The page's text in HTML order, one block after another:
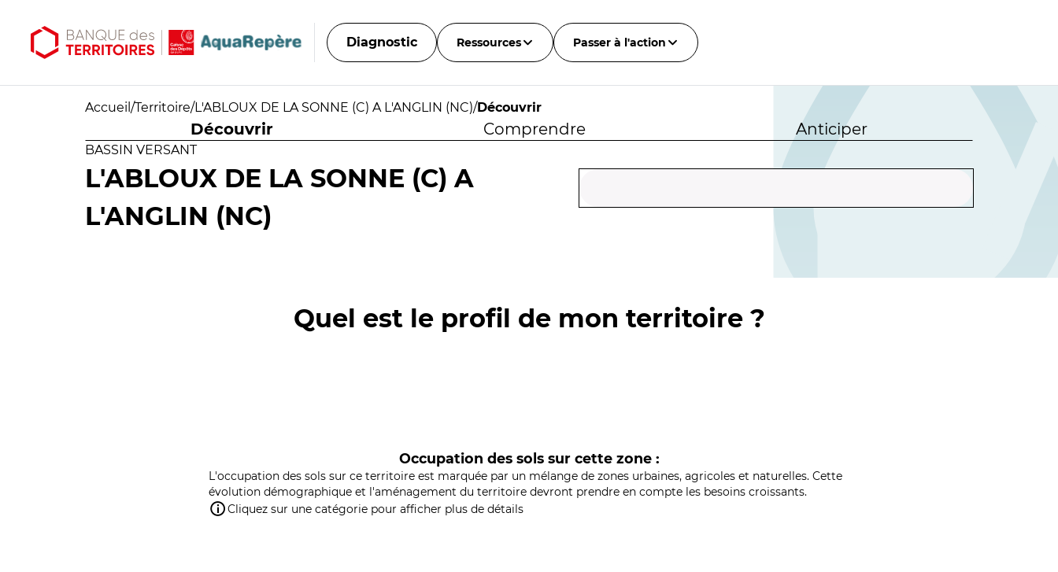
Diagnostic Ressources Passer à l'action
Accueil /Territoire/L'ABLOUX DE LA SONNE (C) A L'ANGLIN (NC)/Découvrir
Découvrir Comprendre Anticiper
BASSIN VERSANT
L'ABLOUX DE LA SONNE (C) A
L'ANGLIN (NC)
Quel est le profil de mon territoire ?
Occupation des sols sur cette zone :
L'occupation des sols sur ce territoire est marquée par un mélange de zones urbaines, agricoles et naturelles. Cette
évolution démographique et l'aménagement du territoire devront prendre en compte les besoins croissants.
Cliquez sur une catégorie pour afficher plus de détails